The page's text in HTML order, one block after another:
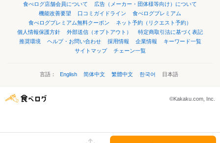
食べログ店舗会員について
広告（メーカー・団体様等向け）について
機能改善要望
口コミガイドライン
食べログプレミアム
食べログプレミアム無料クーポン
ネット予約（リクエスト予約）
個人情報保護方針
外部送信（オプトアウト）
特定商取引法に基づく表記
推奨環境
ヘルプ・お問い合わせ 採用情報 企業情報
キーワード一覧
サイトマップ
チェーン一覧
言語： English 简体中文 繁體中文 한국어 日本語
©Kakaku.com, Inc.